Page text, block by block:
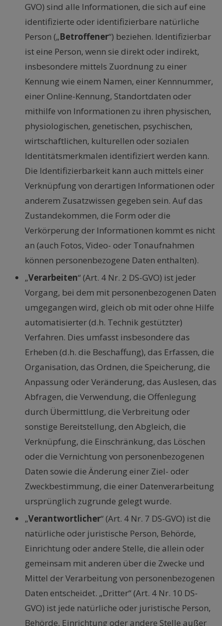
GVO) sind alle Informationen, die sich auf eine
identifizierte oder identifizierbare natürliche
Person („Betroffener“) beziehen. Identifizierbar
ist eine Person, wenn sie direkt oder indirekt,
insbesondere mittels Zuordnung zu einer
Kennung wie einem Namen, einer Kennnummer,
einer Online-Kennung, Standortdaten oder
mithilfe von Informationen zu ihren physischen,
physiologischen, genetischen, psychischen,
wirtschaftlichen, kulturellen oder sozialen
Identitätsmerkmalen identifiziert werden kann.
Die Identifizierbarkeit kann auch mittels einer
Verknüpfung von derartigen Informationen oder
anderem Zusatzwissen gegeben sein. Auf das
Zustandekommen, die Form oder die
Verkörperung der Informationen kommt es nicht
an (auch Fotos, Video- oder Tonaufnahmen
können personenbezogene Daten enthalten).
„Verarbeiten“ (Art. 4 Nr. 2 DS-GVO) ist jeder
Vorgang, bei dem mit personenbezogenen Daten
umgegangen wird, gleich ob mit oder ohne Hilfe
automatisierter (d.h. Technik gestützter)
Verfahren. Dies umfasst insbesondere das
Erheben (d.h. die Beschaffung), das Erfassen, die
Organisation, das Ordnen, die Speicherung, die
Anpassung oder Veränderung, das Auslesen, das
Abfragen, die Verwendung, die Offenlegung
durch Übermittlung, die Verbreitung oder
sonstige Bereitstellung, den Abgleich, die
Verknüpfung, die Einschränkung, das Löschen
oder die Vernichtung von personenbezogenen
Daten sowie die Änderung einer Ziel- oder
Zweckbestimmung, die einer Datenverarbeitung
ursprünglich zugrunde gelegt wurde.
„Verantwortlicher“ (Art. 4 Nr. 7 DS-GVO) ist die
natürliche oder juristische Person, Behörde,
Einrichtung oder andere Stelle, die allein oder
gemeinsam mit anderen über die Zwecke und
Mittel der Verarbeitung von personenbezogenen
Daten entscheidet. „Dritter“ (Art. 4 Nr. 10 DS-
GVO) ist jede natürliche oder juristische Person,
Behörde, Einrichtung oder andere Stelle außer